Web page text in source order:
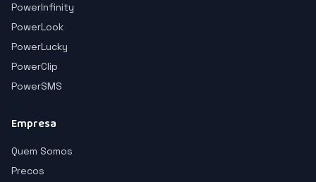
PowerInfinity
PowerLook
PowerLucky
PowerClip
PowerSMS
Empresa
Quem Somos
Precos